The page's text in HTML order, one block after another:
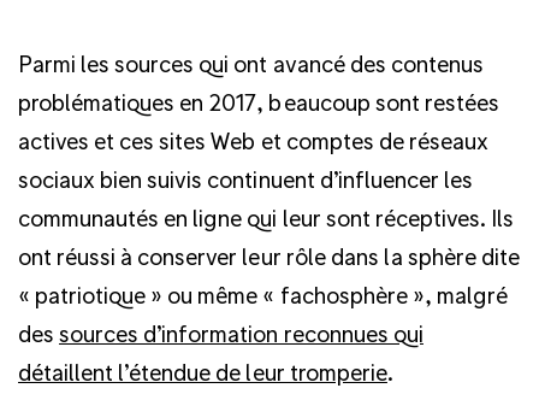
Parmi les sources qui ont avancé des contenus
problématiques en 2017, beaucoup sont restées
actives et ces sites Web et comptes de réseaux
sociaux bien suivis continuent d’influencer les
communautés en ligne qui leur sont réceptives. Ils
ont réussi à conserver leur rôle dans la sphère dite
« patriotique » ou même « fachosphère », malgré
dessources d’information reconnues qui
détaillent l’étendue de leur tromperie.